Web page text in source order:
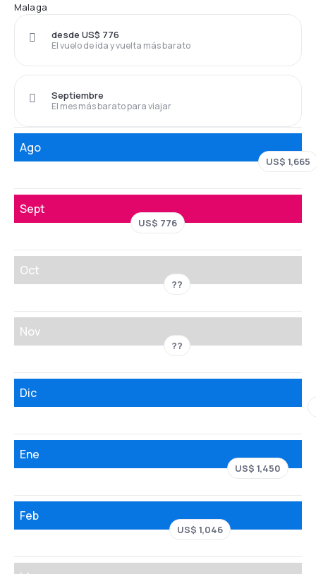
Malaga
El vuelo de ida y vuelta más barato
desde US$ 776
El mes más barato para viajar
Septiembre
Ago
US$ 1,665
Sept
US$ 776
Oct
??
Nov
??
Dic
Ene
US$ 1,450
Feb
US$ 1,046